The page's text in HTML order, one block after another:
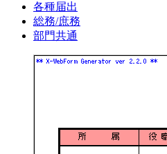
各種届出
総務/庶務
部門共通